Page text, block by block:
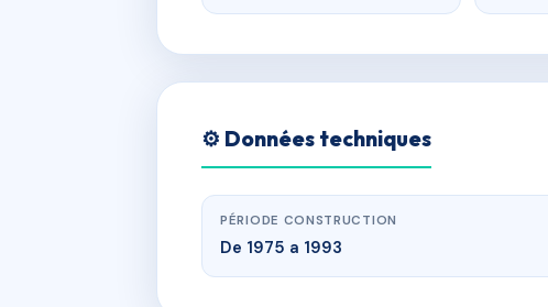
⚙️ Données techniques
PÉRIODE CONSTRUCTION
De 1975 a 1993